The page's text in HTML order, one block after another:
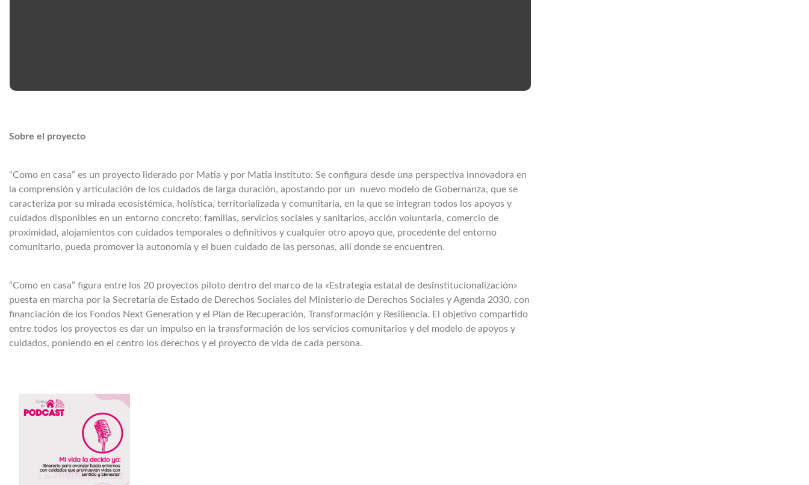
Sobre el proyecto
“Como en casa” es un proyecto liderado por Matia y por Matia instituto. Se configura desde una perspectiva innovadora en
la comprensión y articulación de los cuidados de larga duración, apostando por un nuevo modelo de Gobernanza, que se
caracteriza por su mirada ecosistémica, holística, territorializada y comunitaria, en la que se integran todos los apoyos y
cuidados disponibles en un entorno concreto: familias, servicios sociales y sanitarios, acción voluntaria, comercio de
proximidad, alojamientos con cuidados temporales o definitivos y cualquier otro apoyo que, procedente del entorno
comunitario, pueda promover la autonomía y el buen cuidado de las personas, allí donde se encuentren.
“Como en casa” figura entre los 20 proyectos piloto dentro del marco de la «Estrategia estatal de desinstitucionalización»
puesta en marcha por la Secretaría de Estado de Derechos Sociales del Ministerio de Derechos Sociales y Agenda 2030, con
financiación de los Fondos Next Generation y el Plan de Recuperación, Transformación y Resiliencia. El objetivo compartido
entre todos los proyectos es dar un impulso en la transformación de los servicios comunitarios y del modelo de apoyos y
cuidados, poniendo en el centro los derechos y el proyecto de vida de cada persona.